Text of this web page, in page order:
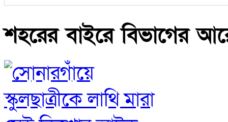
শহরের বাইরে বিভাগের